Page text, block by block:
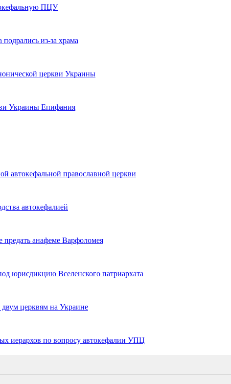
ПЦУ
из-за храма
церкви Украины
Украины Епифания
автокефальной православной церкви
автокефалией
анафеме Варфоломея
юрисдикцию Вселенского патриархата
церквям на Украине
иерархов по вопросу автокефалии УПЦ